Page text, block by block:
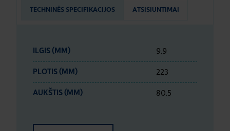
TECHNINĖS SPECIFIKACIJOS ATSISIUNTIMAI
ILGIS (MM) 9.9
PLOTIS (MM) 223
AUKŠTIS (MM) 80.5